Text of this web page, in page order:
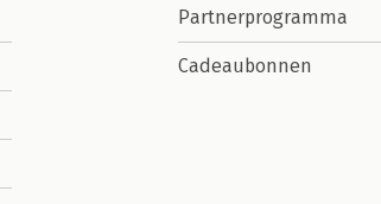
Partnerprogramma
Cadeaubonnen